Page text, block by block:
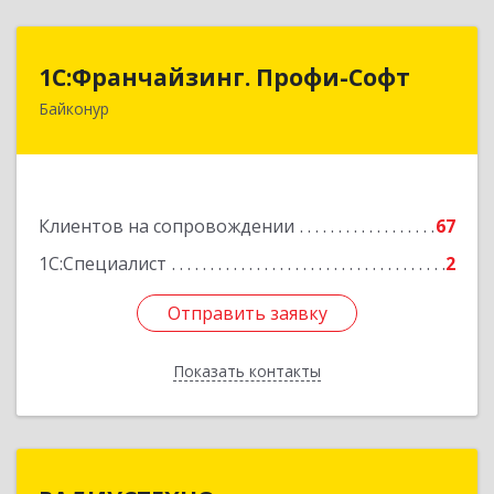
1С:Франчайзинг. Профи-Софт
Байконур
Клиентов на сопровождении
67
1С:Специалист
2
Отправить заявку
Показать контакты
1С:Франчайзинг. Профи-Софт
468320, Байконур г, Ленина ул, дом № 10,
Отправить заявку
Назад